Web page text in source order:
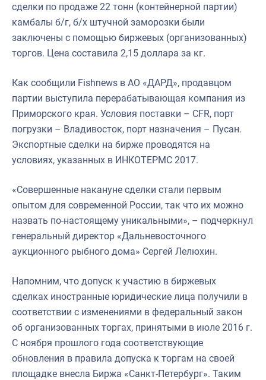
События в России и мире
сделки по продаже 22 тонн (контейнерной партии)
камбалы б/г, б/х штучной заморозки были
заключены с помощью биржевых (организованных)
торгов. Цена составила 2,15 доллара за кг.
Как сообщили Fishnews в АО «ДАРД», продавцом
партии выступила перерабатывающая компания из
Приморского края. Условия поставки – CFR, порт
погрузки – Владивосток, порт назначения – Пусан.
Экспортные сделки на бирже проводятся на
условиях, указанных в ИНКОТЕРМС 2017.
«Совершенные накануне сделки стали первым
опытом для современной России, так что их можно
назвать по-настоящему уникальными», – подчеркнул
генеральный директор «Дальневосточного
аукционного рыбного дома» Сергей Лелюхин.
Напомним, что допуск к участию в биржевых
сделках иностранные юридические лица получили в
соответствии с изменениями в федеральный закон
об организованных торгах, принятыми в июле 2016 г.
С ноября прошлого года соответствующие
обновления в правила допуска к торгам на своей
площадке внесла Биржа «Санкт-Петербург». Таким